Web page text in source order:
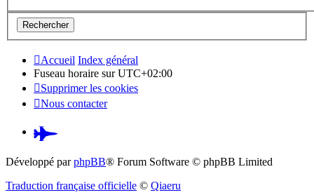
Accueil Index général
Fuseau horaire surUTC+02:00
Supprimer les cookies
Nous contacter
Pardus.at
(S’ouvre
Développé parphpBB® Forum Software © phpBB Limited
Traduction française officielle © Qiaeru